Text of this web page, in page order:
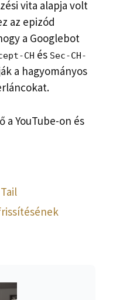
vita alapja volt
az epizód
a Googlebot
CH és Sec-CH-
a hagyományos
a YouTube-on és